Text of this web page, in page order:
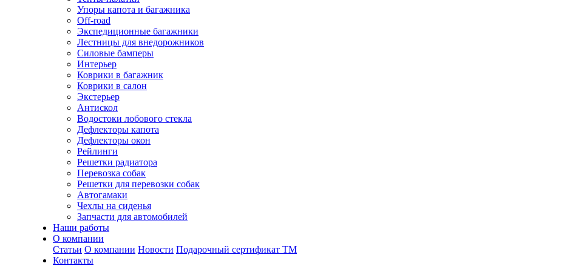
Упоры капота и багажника
Off-road
Экспедиционные багажники
Лестницы для внедорожников
Силовые бамперы
Интерьер
Коврики в багажник
Коврики в салон
Экстерьер
Антискол
Водостоки лобового стекла
Дефлекторы капота
Дефлекторы окон
Рейлинги
Решетки радиатора
Перевозка собак
Решетки для перевозки собак
Автогамаки
Чехлы на сиденья
Запчасти для автомобилей
Наши работы
О компании
Статьи О компании Новости Подарочный сертификат ТМ
Контакты